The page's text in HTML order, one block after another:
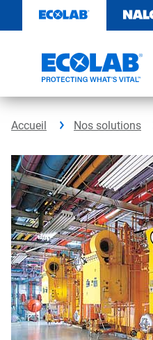
contenu​​​​​​​
Accueil Nos solutions